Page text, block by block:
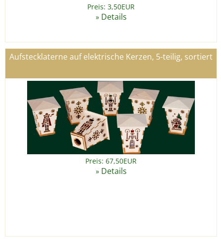
Preis: 3,50EUR
» Details
Aufstecklaterne auf elektrische Kerzen, 5-teilig, sortiert
Preis: 67,50EUR
» Details